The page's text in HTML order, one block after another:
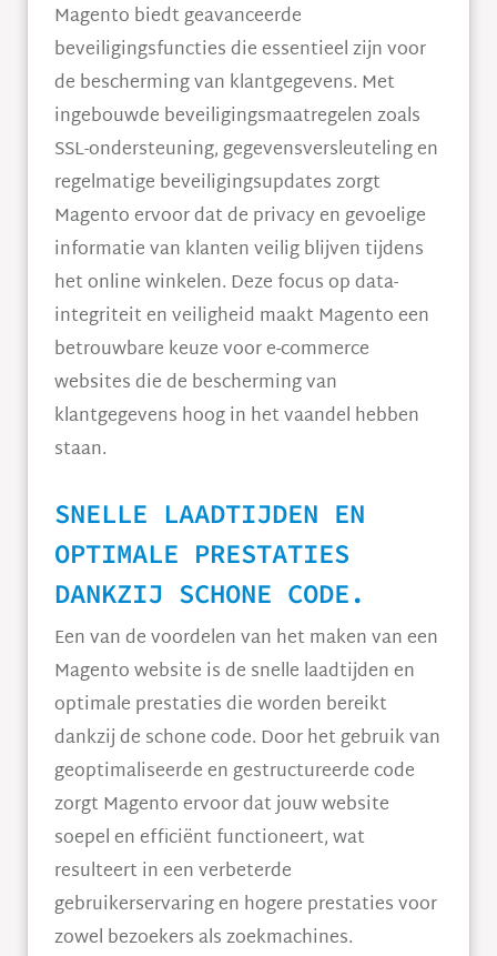
Magento biedt geavanceerde
beveiligingsfuncties die essentieel zijn voor
de bescherming van klantgegevens. Met
ingebouwde beveiligingsmaatregelen zoals
SSL-ondersteuning, gegevensversleuteling en
regelmatige beveiligingsupdates zorgt
Magento ervoor dat de privacy en gevoelige
informatie van klanten veilig blijven tijdens
het online winkelen. Deze focus op data-
integriteit en veiligheid maakt Magento een
betrouwbare keuze voor e-commerce
websites die de bescherming van
klantgegevens hoog in het vaandel hebben
staan.
SNELLE LAADTIJDEN EN
OPTIMALE PRESTATIES
DANKZIJ SCHONE CODE.
Een van de voordelen van het maken van een
Magento website is de snelle laadtijden en
optimale prestaties die worden bereikt
dankzij de schone code. Door het gebruik van
geoptimaliseerde en gestructureerde code
zorgt Magento ervoor dat jouw website
soepel en efficiënt functioneert, wat
resulteert in een verbeterde
gebruikerservaring en hogere prestaties voor
zowel bezoekers als zoekmachines.